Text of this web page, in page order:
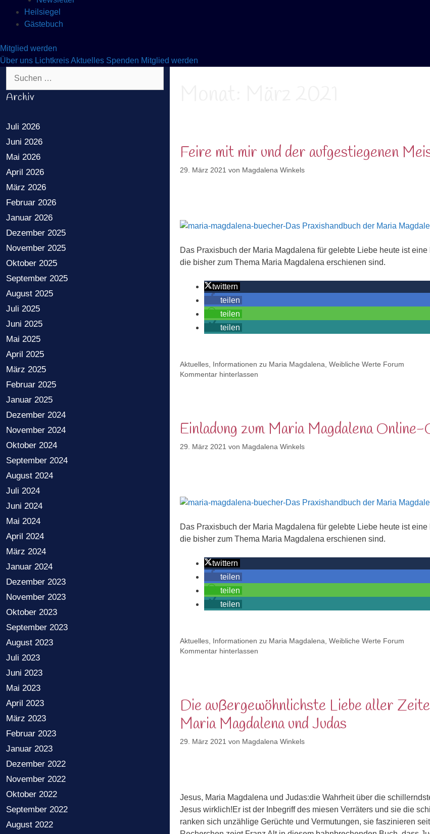
Heilsiegel
Gästebuch
Mitglied werden
Über uns LichtkreisAktuelles Spenden Mitglied werden
Feire mit mir und der aufgestiegenen
29. März 2021 von Magdalena Winkels
Das Praxisbuch der Maria Magdalena für gelebte Liebe heute ist
die bisher zum Thema Maria Magdalena erschienen sind.
twittern
teilen
teilen
teilen
Kategorien
Aktuelles Informationen zu Maria Magdalena Weibliche Werte Forum
Kommentar hinterlassen
Einladung zum Maria Magdalena
29. März 2021 von Magdalena Winkels
Das Praxisbuch der Maria Magdalena für gelebte Liebe heute ist
die bisher zum Thema Maria Magdalena erschienen sind.
twittern
teilen
teilen
teilen
Kategorien
Aktuelles Informationen zu Maria Magdalena Weibliche Werte Forum
Kommentar hinterlassen
Die außergewöhnlichste Liebe aller
Maria Magdalena und Judas
29. März 2021 von Magdalena Winkels
Jesus, Maria Magdalena und Judas:die Wahrheit über die
Jesus wirklich!Er ist der Inbegriff des miesen Verräters und sie die
ranken sich unzählige Gerüchte und Vermutungen, sie faszinieren
Suchen nach:
Archiv
Juli 2026
Juni 2026
Mai 2026
April 2026
März 2026
Februar 2026
Januar 2026
Dezember 2025
November 2025
Oktober 2025
September 2025
August 2025
Juli 2025
Juni 2025
Mai 2025
April 2025
März 2025
Februar 2025
Januar 2025
Dezember 2024
November 2024
Oktober 2024
September 2024
August 2024
Juli 2024
Juni 2024
Mai 2024
April 2024
März 2024
Januar 2024
Dezember 2023
November 2023
Oktober 2023
September 2023
August 2023
Juli 2023
Juni 2023
Mai 2023
April 2023
März 2023
Februar 2023
Januar 2023
Dezember 2022
November 2022
Oktober 2022
September 2022
August 2022